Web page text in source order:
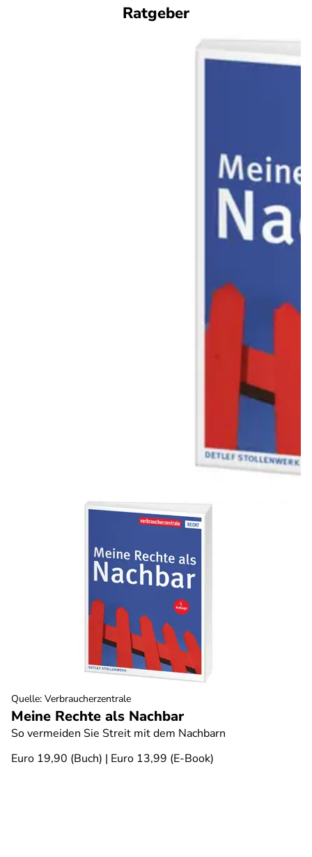
Ratgeber
Meine Rechte als Nachbar
So vermeiden Sie Streit mit dem Nachbarn
Euro 19,90 (Buch) | Euro 13,99 (E-Book)
Quelle: Verbraucherzentrale